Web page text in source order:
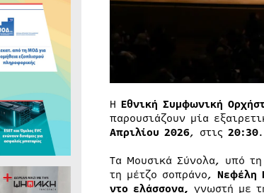
Η Εθνική Συμφωνική
παρουσιάζουν μία
Απριλίου 2026, στις 20:30.
Τα Μουσικά Σύνολα, υπό
τη μέτζο σοπράνο, Νεφέλη
ντο ελάσσονα, γνωστή με